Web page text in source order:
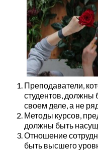
Преподаватели,
студентов,
своем деле, а не
Методы курсов,
должны быть
Отношение
быть высшего